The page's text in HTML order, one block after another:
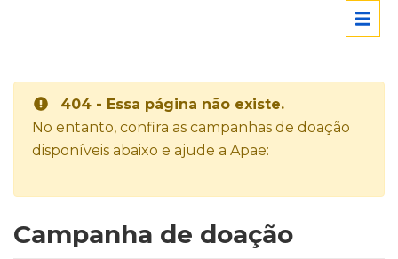
404 - Essa página não existe.
No entanto, confira as campanhas de doação
disponíveis abaixo e ajude a Apae:
Campanha de doação